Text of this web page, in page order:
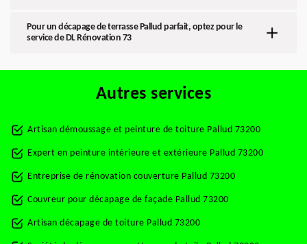
Pour un décapage de terrasse Pallud parfait, optez pour le
service de DL Rénovation 73
Autres services
Artisan démoussage et peinture de toiture Pallud 73200
Expert en peinture intérieure et extérieure Pallud 73200
Entreprise de rénovation couverture Pallud 73200
Couvreur pour décapage de façade Pallud 73200
Artisan décapage de toiture Pallud 73200